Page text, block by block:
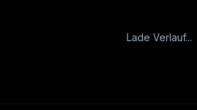
Lade Verlauf...